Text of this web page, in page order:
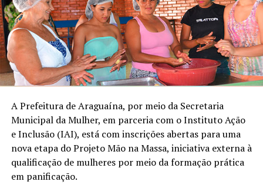
A Prefeitura de Araguaína, por meio da Secretaria
Municipal da Mulher, em parceria com o Instituto Ação
e Inclusão (IAI), está com inscrições abertas para uma
nova etapa do Projeto Mão na Massa, iniciativa externa à
qualificação de mulheres por meio da formação prática
em panificação.